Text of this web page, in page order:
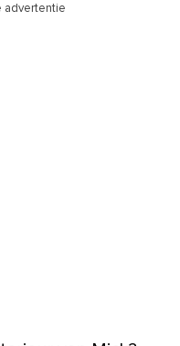
advertentie